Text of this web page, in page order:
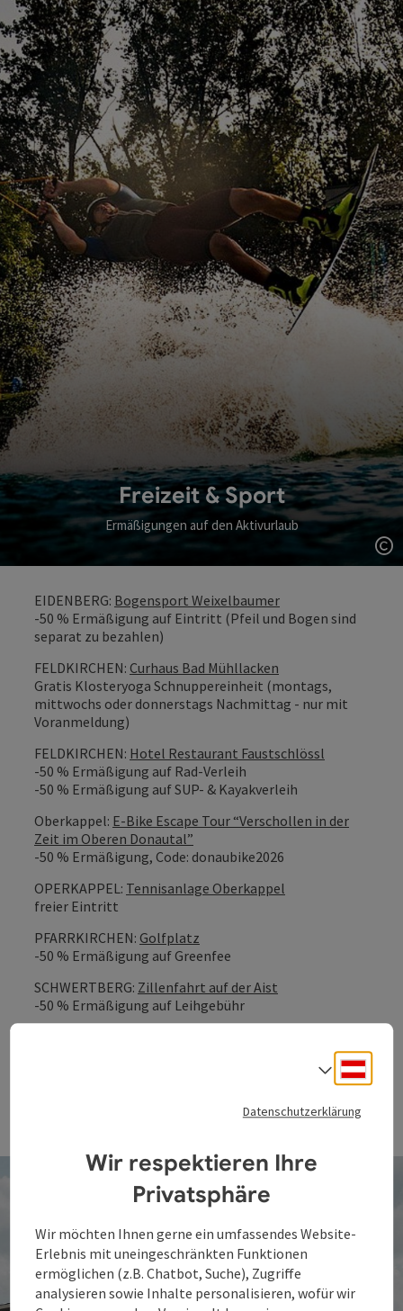
Freizeit & Sport
Ermäßigungen auf den Aktivurlaub
EIDENBERG: Bogensport Weixelbaumer
-50 % Ermäßigung auf Eintritt (Pfeil und Bogen sind
separat zu bezahlen)
FELDKIRCHEN: Curhaus Bad Mühllacken
Gratis Klosteryoga Schnuppereinheit (montags,
mittwochs oder donnerstags Nachmittag - nur mit
Voranmeldung)
FELDKIRCHEN: Hotel Restaurant Faustschlössl
-50 % Ermäßigung auf Rad-Verleih
-50 % Ermäßigung auf SUP- & Kayakverleih
Oberkappel: E-Bike Escape Tour “Verschollen in der
Zeit im Oberen Donautal”
-50 % Ermäßigung, Code: donaubike2026
OPERKAPPEL: Tennisanlage Oberkappel
freier Eintritt
PFARRKIRCHEN: Golfplatz
-50 % Ermäßigung auf Greenfee
SCHWERTBERG: Zillenfahrt auf der Aist
-50 % Ermäßigung auf Leihgebühr
-50 % Ermäßigung auf Stand Up Paddeln (nurDatenschutzerklärung
Wir respektieren Ihre
Privatsphäre
Wir möchten Ihnen gerne ein umfassendes Website-
Erlebnis mit uneingeschränkten Funktionen
ermöglichen (z.B. Chatbot, Suche), Zugriffe
analysieren sowie Inhalte personalisieren, wofür wir